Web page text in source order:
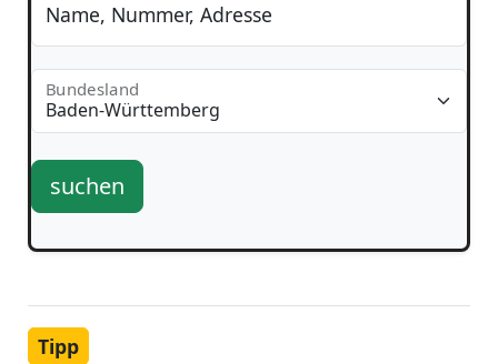
Name, Nummer, Adresse
Bundesland
suchen
Tipp